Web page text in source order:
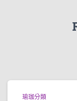
瑜珈分類